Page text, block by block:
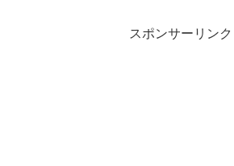
スポンサーリンク